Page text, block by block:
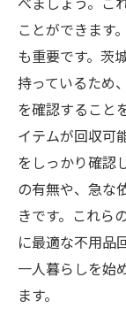
ことができます
も重要です。茨
持っているため
を確認すること
イテムが回収可
をしっかり確認
の有無や、急な
きです。これら
に最適な不用品
一人暮らしを始
ます。